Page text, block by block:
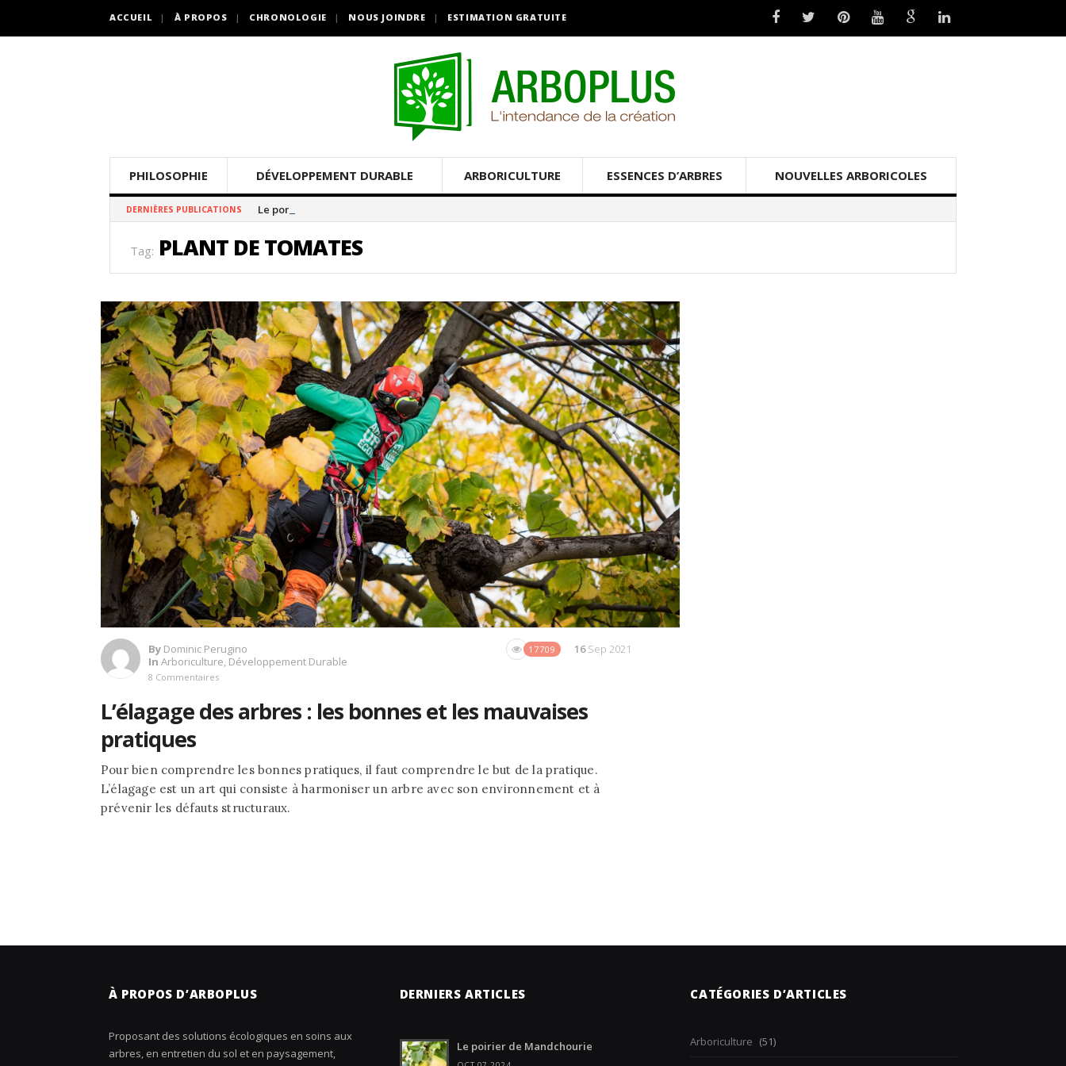
ACCUEIL À PROPOS CHRONOLOGIE NOUS JOINDRE ESTIMATION GRATUITE
PHILOSOPHIE DÉVELOPPEMENT DURABLE ARBORICULTURE ESSENCES D’ARBRES NOUVELLES ARBORICOLES
DERNIÈRES PUBLICATIONS Le pommier thé
Tag: PLANT DE TOMATES
By Dominic Perugino
In Arboriculture, Développement Durable
8 Commentaires
17709 16Sep 2021
L’élagage des arbres : les bonnes et les mauvaises
pratiques
Pour bien comprendre les bonnes pratiques, il faut comprendre le but de la pratique.
L’élagage est un art qui consiste à harmoniser un arbre avec son environnement et à
prévenir les défauts structuraux.
À PROPOS D’ARBOPLUS
Proposant des solutions écologiques en soins aux
arbres, en entretien du sol et en paysagement,
DERNIERS ARTICLES
Le poirier de Mandchourie
CATÉGORIES D’ARTICLES
Arboriculture (51)